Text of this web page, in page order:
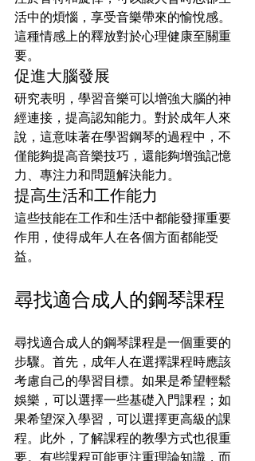
活中的煩惱，享受音樂帶來的愉悅感。
這種情感上的釋放對於心理健康至關重
要。
促進大腦發展
研究表明，學習音樂可以增強大腦的神
經連接，提高認知能力。對於成年人來
說，這意味著在學習鋼琴的過程中，不
僅能夠提高音樂技巧，還能夠增強記憶
力、專注力和問題解決能力。
提高生活和工作能力
這些技能在工作和生活中都能發揮重要
作用，使得成年人在各個方面都能受
益。
尋找適合成人的鋼琴課程
尋找適合成人的鋼琴課程是一個重要的
步驟。首先，成年人在選擇課程時應該
考慮自己的學習目標。如果是希望輕鬆
娛樂，可以選擇一些基礎入門課程；如
果希望深入學習，可以選擇更高級的課
程。此外，了解課程的教學方式也很重
要。有些課程可能更注重理論知識，而